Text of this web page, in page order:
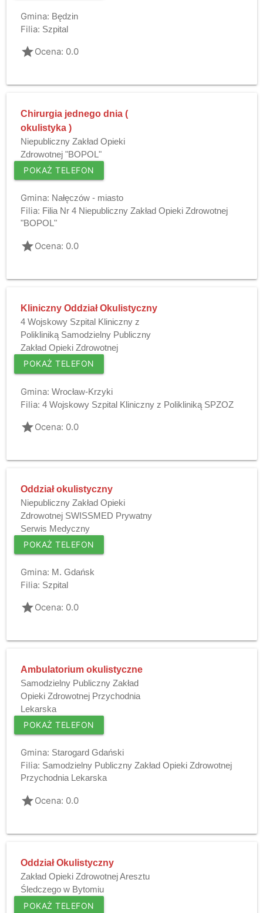
Gmina: Będzin
Filia: Szpital
gradeOcena: 0.0
Chirurgia jednego dnia (
okulistyka )
Niepubliczny Zakład Opieki
Zdrowotnej "BOPOL"
POKAŻ TELEFON
Gmina: Nałęczów - miasto
Filia: Filia Nr 4 Niepubliczny Zakład Opieki Zdrowotnej
"BOPOL"
gradeOcena: 0.0
Kliniczny Oddział Okulistyczny
4 Wojskowy Szpital Kliniczny z
Polikliniką Samodzielny Publiczny
Zakład Opieki Zdrowotnej
POKAŻ TELEFON
Gmina: Wrocław-Krzyki
Filia: 4 Wojskowy Szpital Kliniczny z Polikliniką SPZOZ
gradeOcena: 0.0
Oddział okulistyczny
Niepubliczny Zakład Opieki
Zdrowotnej SWISSMED Prywatny
Serwis Medyczny
POKAŻ TELEFON
Gmina: M. Gdańsk
Filia: Szpital
gradeOcena: 0.0
Ambulatorium okulistyczne
Samodzielny Publiczny Zakład
Opieki Zdrowotnej Przychodnia
Lekarska
POKAŻ TELEFON
Gmina: Starogard Gdański
Filia: Samodzielny Publiczny Zakład Opieki Zdrowotnej
Przychodnia Lekarska
gradeOcena: 0.0
Oddział Okulistyczny
Zakład Opieki Zdrowotnej Aresztu
Śledczego w Bytomiu
POKAŻ TELEFON